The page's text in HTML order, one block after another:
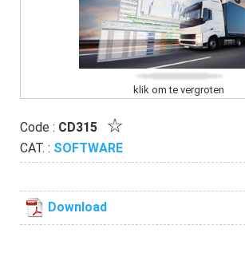
klik om te vergroten
Code : CD315
CAT. : SOFTWARE
Download